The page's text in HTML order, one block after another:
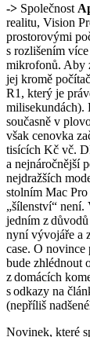
-> Společnost
realitu, Vision
prostorovými
s rozlišením
mikrofonů. Aby
jej kromě
R1, který je
milisekundách).
současně v
však cenovka
tisících Kč vč.
a nejnáročnější
nejdražších
stolním Mac
„šílenství“
jedním z
nyní vývojáře a
case. O novince
bude zhlédnout
z domácích
s odkazy na
(nepříliš
Novinek, které